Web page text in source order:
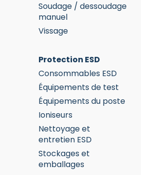
Soudage / dessoudage
manuel
Vissage
Protection ESD
Consommables ESD
Équipements de test
Équipements du poste
Ioniseurs
Nettoyage et
entretien ESD
Stockages et
emballages